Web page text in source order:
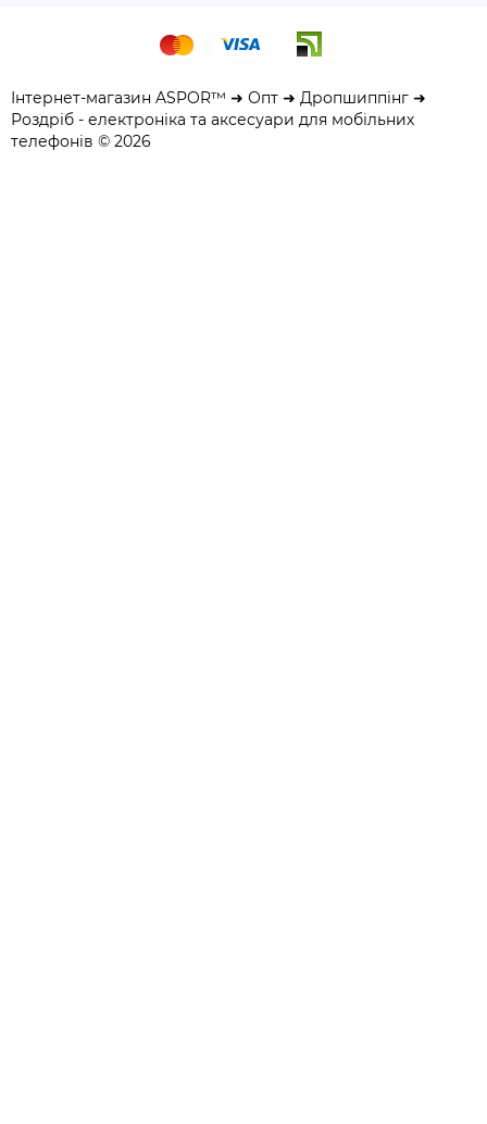
Інтернет-магазин ASPOR™ ➜ Опт ➜ Дропшиппінг ➜
Роздріб - електроніка та аксесуари для мобільних
телефонів © 2026